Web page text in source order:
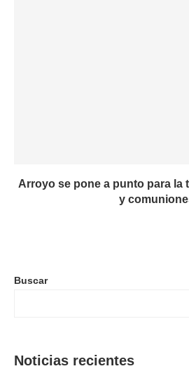
Arroyo se pone a punto para la
y
Buscar
Noticias recientes